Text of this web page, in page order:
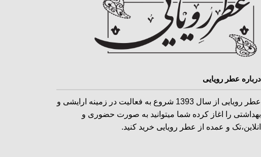
درباره عطر رویایی
عطر رویایی از سال 1393 شروع به فعالیت در زمینه ارایشی و
بهداشتی را اغاز کرده شما میتوانید به صورت حضوری و
انلاین،تک و عمده از عطر رویایی خرید کنید.